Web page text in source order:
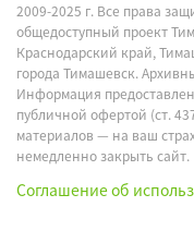
2009-2025 г. Все права
общедоступный проект
Краснодарский край,
города Тимашевск.
Информация
публичной офертой (ст.
материалов — на ваш
немедленно закрыть сайт.
Соглашение об